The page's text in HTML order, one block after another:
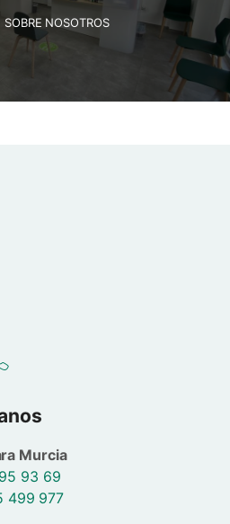
SOBRE NOSOTROS
Murcia
93 69
499 977